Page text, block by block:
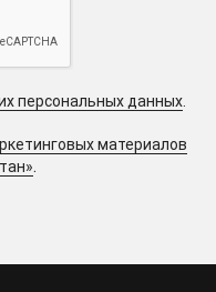
персональных данных
материалов
.